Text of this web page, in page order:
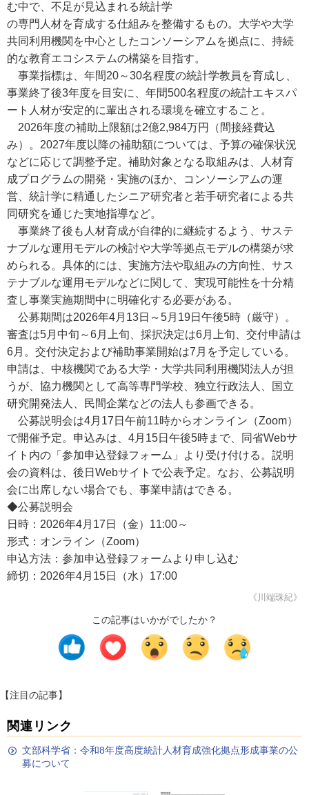
む中で、不足が見込まれる統計学
の専門人材を育成する仕組みを整備するもの。大学や大学
共同利用機関を中心としたコンソーシアムを拠点に、持続
的な教育エコシステムの構築を目指す。
事業指標は、年間20～30名程度の統計学教員を育成し、
事業終了後3年度を目安に、年間500名程度の統計エキスパ
ート人材が安定的に輩出される環境を確立すること。
2026年度の補助上限額は2億2,984万円（間接経費込
み）。2027年度以降の補助額については、予算の確保状況
などに応じて調整予定。補助対象となる取組みは、人材育
成プログラムの開発・実施のほか、コンソーシアムの運
営、統計学に精通したシニア研究者と若手研究者による共
同研究を通じた実地指導など。
事業終了後も人材育成が自律的に継続するよう、サステ
ナブルな運用モデルの検討や大学等拠点モデルの構築が求
められる。具体的には、実施方法や取組みの方向性、サス
テナブルな運用モデルなどに関して、実現可能性を十分精
査し事業実施期間中に明確化する必要がある。
公募期間は2026年4月13日～5月19日午後5時（厳守）。
審査は5月中旬～6月上旬、採択決定は6月上旬、交付申請は
6月。交付決定および補助事業開始は7月を予定している。
申請は、中核機関である大学・大学共同利用機関法人が担
うが、協力機関として高等専門学校、独立行政法人、国立
研究開発法人、民間企業などの法人も参画できる。
公募説明会は4月17日午前11時からオンライン（Zoom）
で開催予定。申込みは、4月15日午後5時まで、同省Webサ
イト内の「参加申込登録フォーム」より受け付ける。説明
会の資料は、後日Webサイトで公表予定。なお、公募説明
会に出席しない場合でも、事業申請はできる。
◆公募説明会
日時：2026年4月17日（金）11:00～
形式：オンライン（Zoom）
申込方法：参加申込登録フォームより申し込む
締切：2026年4月15日（水）17:00
《川端珠紀》
この記事はいかがでしたか？
【注目の記事】
関連リンク
文部科学省：令和8年度高度統計人材育成強化拠点形成事業の公
募について